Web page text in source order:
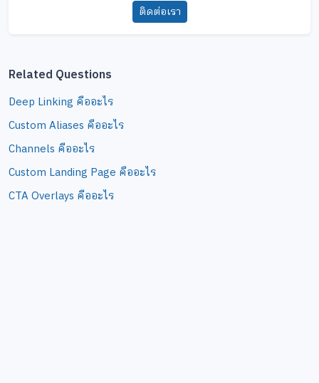
ติดต่อเรา
Related Questions
Deep Linking คืออะไร
Custom Aliases คืออะไร
Channels คืออะไร
Custom Landing Page คืออะไร
CTA Overlays คืออะไร